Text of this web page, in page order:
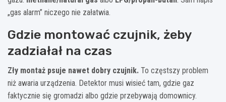
„gas alarm” niczego nie załatwia.
Gdzie montować czujnik, żeby
zadziałał na czas
Zły montaż psuje nawet dobry czujnik. To częstszy problem
niż awaria urządzenia. Detektor musi wisieć tam, gdzie gaz
faktycznie się gromadzi albo gdzie przebywają domownicy.